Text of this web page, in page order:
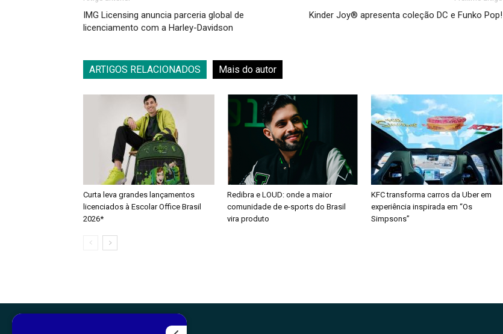
IMG Licensing anuncia parceria global de
licenciamento com a Harley-Davidson
Kinder Joy® apresenta coleção DC e Funko Pop!
ARTIGOS RELACIONADOS Mais do autor
Curta leva grandes lançamentos
licenciados à Escolar Office Brasil
2026*
Redibra e LOUD: onde a maior
comunidade de e-sports do Brasil
vira produto
KFC transforma carros da Uber em
experiência inspirada em “Os
Simpsons”